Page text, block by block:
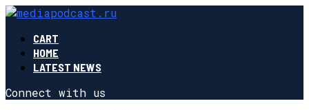
CART
HOME
LATEST NEWS
Connect with us